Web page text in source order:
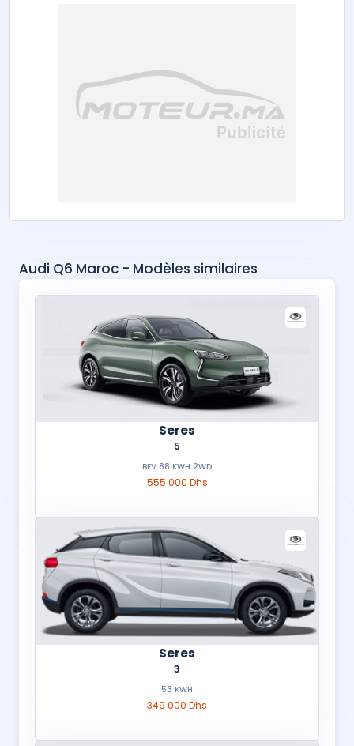
Audi Q6 Maroc - Modèles similaires
Seres
5
BEV 88 KWH 2WD
555 000 Dhs
Seres
3
53 KWH
349 000 Dhs